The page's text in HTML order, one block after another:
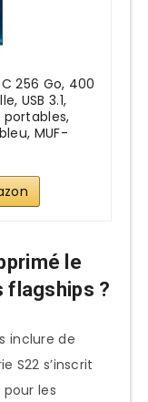
256 Go, 400
USB 3.1,
‎MUF-
le
flagships ?
inclure de
S22 s’inscrit
les